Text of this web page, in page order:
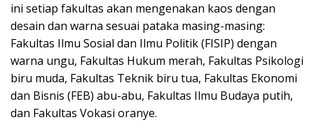
ini setiap fakultas akan mengenakan kaos dengan
desain dan warna sesuai pataka masing-masing:
Fakultas Ilmu Sosial dan Ilmu Politik (FISIP) dengan
warna ungu, Fakultas Hukum merah, Fakultas Psikologi
biru muda, Fakultas Teknik biru tua, Fakultas Ekonomi
dan Bisnis (FEB) abu-abu, Fakultas Ilmu Budaya putih,
dan Fakultas Vokasi oranye.